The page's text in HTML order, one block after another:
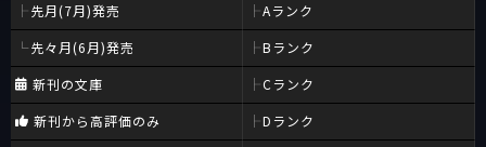
先月(7月)発売
先々月(6月)発売
新刊の文庫
新刊から高評価のみ
Aランク
Bランク
Cランク
Dランク